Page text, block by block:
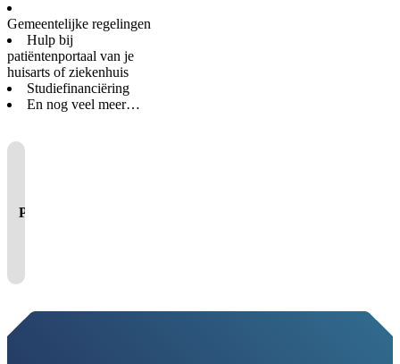
Gemeentelijke regelingen
Hulp bij
patiëntenportaal van je
huisarts of ziekenhuis
Studiefinanciëring
En nog veel meer…
Pas